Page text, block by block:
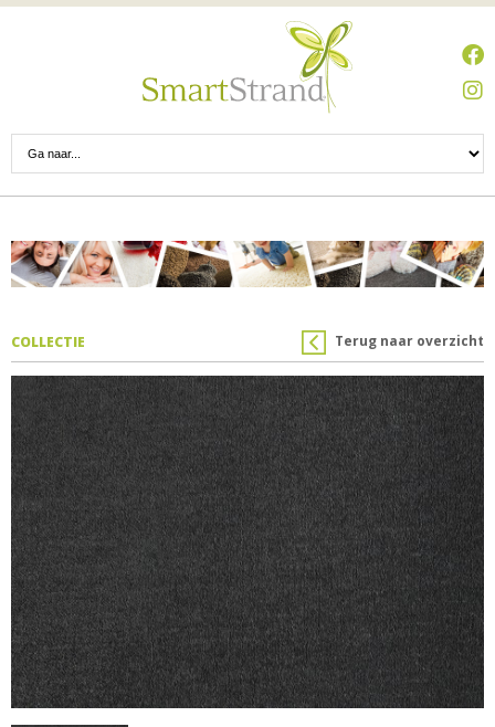
Terug naar overzicht
COLLECTIE